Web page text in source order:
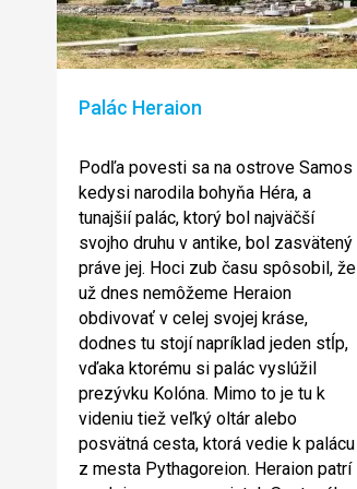
Palác Heraion
Podľa povesti sa na ostrove Samos
kedysi narodila bohyňa Héra, a
tunajšií palác, ktorý bol najväčší
svojho druhu v antike, bol zasvätený
práve jej. Hoci zub času spôsobil, že
už dnes nemôžeme Heraion
obdivovať v celej svojej kráse,
dodnes tu stojí napríklad jeden stĺp,
vďaka ktorému si palác vyslúžil
prezývku Kolóna. Mimo to je tu k
videniu tiež veľký oltár alebo
posvätná cesta, ktorá vedie k palácu
z mesta Pythagoreion. Heraion patrí